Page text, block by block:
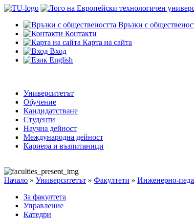
Връзки с
Контакти
Карта на сайта
Вход
English
Университетът
Обучение
Кандидатстване
Студенти
Научна дейност
Международна дейност
Кариера и възпитаници
Начало » Университетът » Факултети » Инженерно-
За факултета
Управление
Катедри